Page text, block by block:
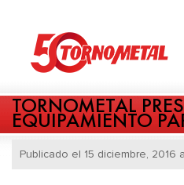
TORNOMETAL
EQUIPAMIENTO
Publicado el 15 diciembre, 2016